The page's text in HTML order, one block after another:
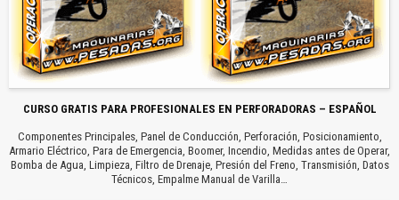
CURSO GRATIS PARA PROFESIONALES EN PERFORADORAS – ESPAÑOL
Componentes Principales, Panel de Conducción, Perforación, Posicionamiento,
Armario Eléctrico, Para de Emergencia, Boomer, Incendio, Medidas antes de Operar,
Bomba de Agua, Limpieza, Filtro de Drenaje, Presión del Freno, Transmisión, Datos
Técnicos, Empalme Manual de Varilla…